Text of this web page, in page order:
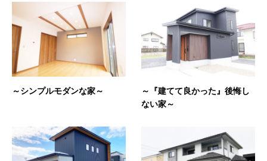
～シンプルモダンな家～
～『建てて良かった』後悔し
ない家～